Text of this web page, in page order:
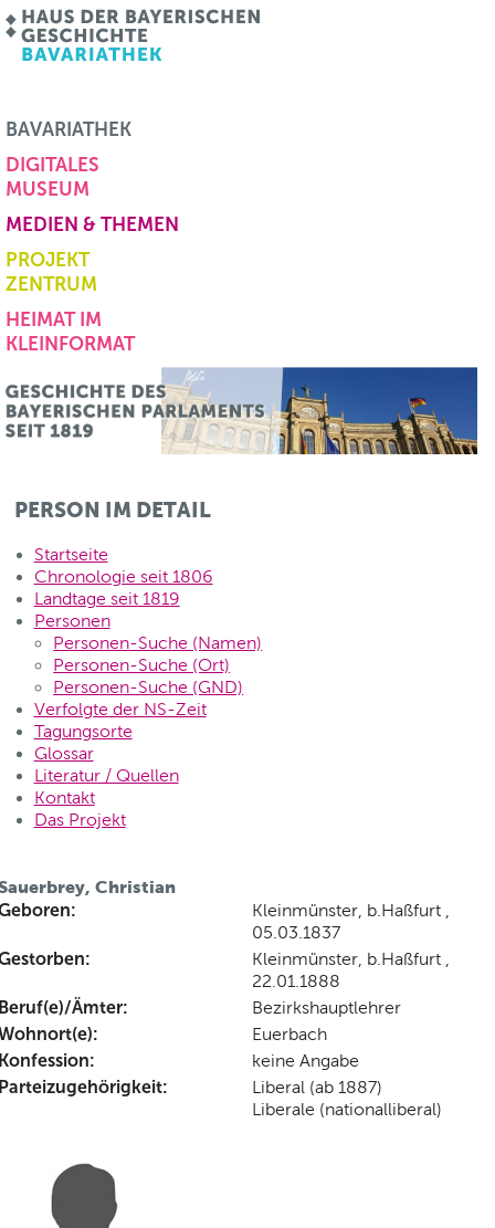
BAVARIATHEK
DIGITALES
MUSEUM
MEDIEN & THEMEN
PROJEKT
ZENTRUM
HEIMAT IM
KLEINFORMAT
PERSON IM DETAIL
Startseite
Chronologie seit 1806
Landtage seit 1819
Personen
Personen-Suche (Namen)
Personen-Suche (Ort)
Personen-Suche (GND)
Verfolgte der NS-Zeit
Tagungsorte
Glossar
Literatur / Quellen
Kontakt
Das Projekt
Christian
Kleinmünster, b.Haßfurt ,
05.03.1837
Kleinmünster, b.Haßfurt ,
22.01.1888
Ämter: Bezirkshauptlehrer
Euerbach
keine Angabe
Liberal (ab 1887)
Liberale (nationalliberal)